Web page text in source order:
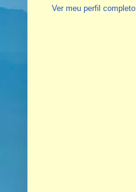
Ver meu perfil completo